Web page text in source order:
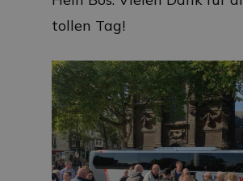
tollen Tag!